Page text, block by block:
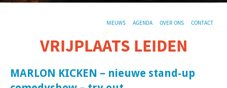
NIEUWS AGENDA OVER ONS CONTACT
VRIJPLAATS LEIDEN
MARLON KICKEN – nieuwe stand-up